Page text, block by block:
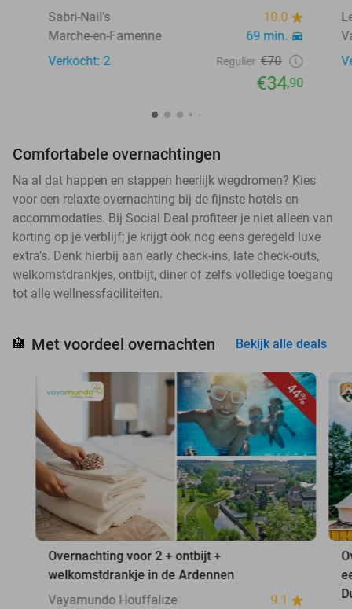
Sabri-Nail's
10.0
Marche-en-Famenne
69 min.
Verkocht: 2
Regulier €70
€34,90
Comfortabele overnachtingen
Na al dat happen en stappen heerlijk wegdromen? Kies
voor een relaxte overnachting bij de fijnste hotels en
accommodaties. Bij Social Deal profiteer je niet alleen van
korting op je verblijf; je krijgt ook nog eens geregeld luxe
extra’s. Denk hierbij aan early check-ins, late check-outs,
welkomstdrankjes, ontbijt, diner of zelfs volledige toegang
tot alle wellnessfaciliteiten.
🏨 Met voordeel overnachten Bekijk alle deals
44%
Overnachting voor 2 + ontbijt +
welkomstdrankje in de Ardennen
Vayamundo Houffalize
9.1